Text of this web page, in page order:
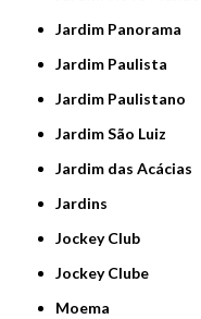
Jardim Panorama
Jardim Paulista
Jardim Paulistano
Jardim São Luiz
Jardim das Acácias
Jardins
Jockey Club
Jockey Clube
Moema